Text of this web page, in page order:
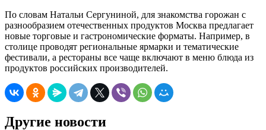
По словам Натальи Сергуниной, для знакомства горожан с
разнообразием отечественных продуктов Москва предлагает
новые торговые и гастрономические форматы. Например, в
столице проводят региональные ярмарки и тематические
фестивали, а рестораны все чаще включают в меню блюда из
продуктов российских производителей.
Другие новости